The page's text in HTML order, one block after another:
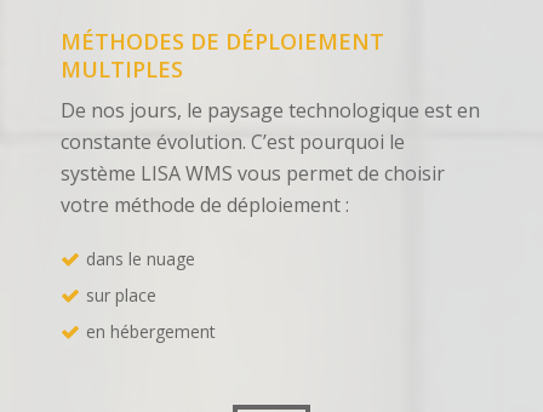
MÉTHODES DE DÉPLOIEMENT
MULTIPLES
De nos jours, le paysage technologique est en
constante évolution. C’est pourquoi le
système LISA WMS vous permet de choisir
votre méthode de déploiement :
dans le nuage
sur place
en hébergement